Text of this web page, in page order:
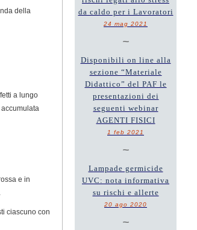
della
a lungo
e in
ciascuno con
da caldo per i Lavoratori
24 mag 2021
~
Disponibili on line alla
sezione “Materiale
Didattico” del PAF le
presentazioni dei
seguenti webinar
AGENTI FISICI
1 feb 2021
~
Lampade germicide
UVC: nota informativa
su rischi e allerte
20 ago 2020
~